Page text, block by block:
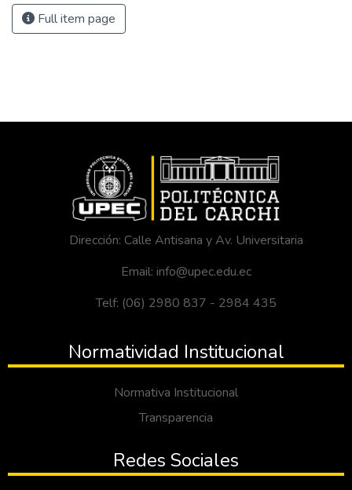
Full item page
Dirección: Calle Antisana y Av. Universitaria
Email: info@upec.edu.ec
Telf: (06) 2980 837 - 2984 435
Normatividad Institucional
Normativa Institucional
Transparencia
Redes Sociales